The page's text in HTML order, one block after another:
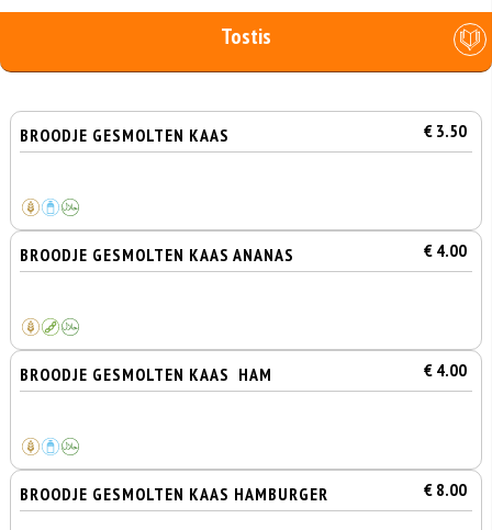
Tostis
BROODJE GESMOLTEN KAAS € 3.50
BROODJE GESMOLTEN KAAS ANANAS € 4.00
BROODJE GESMOLTEN KAAS HAM € 4.00
BROODJE GESMOLTEN KAAS HAMBURGER € 8.00